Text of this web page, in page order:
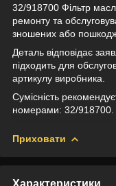
32/918700 Фільтр
ремонту та
зношених або
Деталь відповідає
підходить для
артикулу виробника.
Сумісність
номерами: 32/918700.
Приховати
Характеристики